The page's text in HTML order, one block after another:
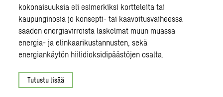
kokonaisuuksia eli esimerkiksi kortteleita tai
kaupunginosia jo konsepti- tai kaavoitusvaiheessa
saaden energiavirroista laskelmat muun muassa
energia- ja elinkaarikustannusten, sekä
energiankäytön hiilidioksidipäästöjen osalta.
Tutustu lisää